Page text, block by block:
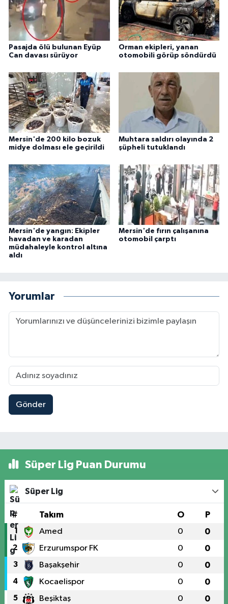
Pasajda ölü bulunan Eyüp
Can davası sürüyor
Orman ekipleri, yanan
otomobili görüp söndürdü
Mersin'de 200 kilo bozuk
midye dolması ele geçirildi
Muhtara saldırı olayında 2
şüpheli tutuklandı
Mersin'de yangın: Ekipler
havadan ve karadan
müdahaleyle kontrol altına
aldı
Mersin'de fırın çalışanına
otomobil çarptı
Yorumlar
Gönder
Süper Lig Puan Durumu
Süper Lig
# Takım O P
1 Amed 0 0
2 Erzurumspor FK 0 0
3 Başakşehir 0 0
4 Kocaelispor 0 0
5 Beşiktaş 0 0